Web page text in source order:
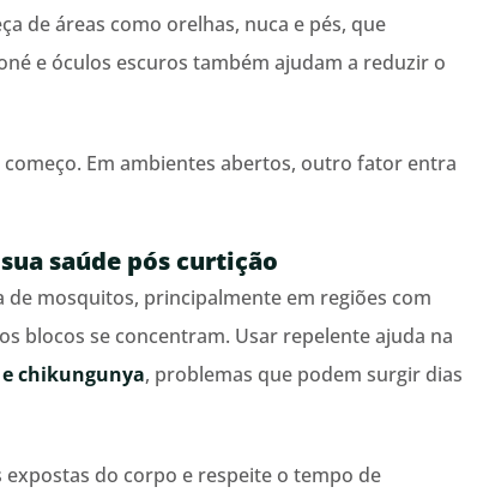
de áreas como orelhas, nuca e pés, que
e óculos escuros também ajudam a reduzir o
começo. Em ambientes abertos, outro fator entra
saúde pós curtição
de mosquitos, principalmente em regiões com
blocos se concentram. Usar repelente ajuda na
chikungunya, problemas que podem surgir dias
do corpo e respeite o tempo de